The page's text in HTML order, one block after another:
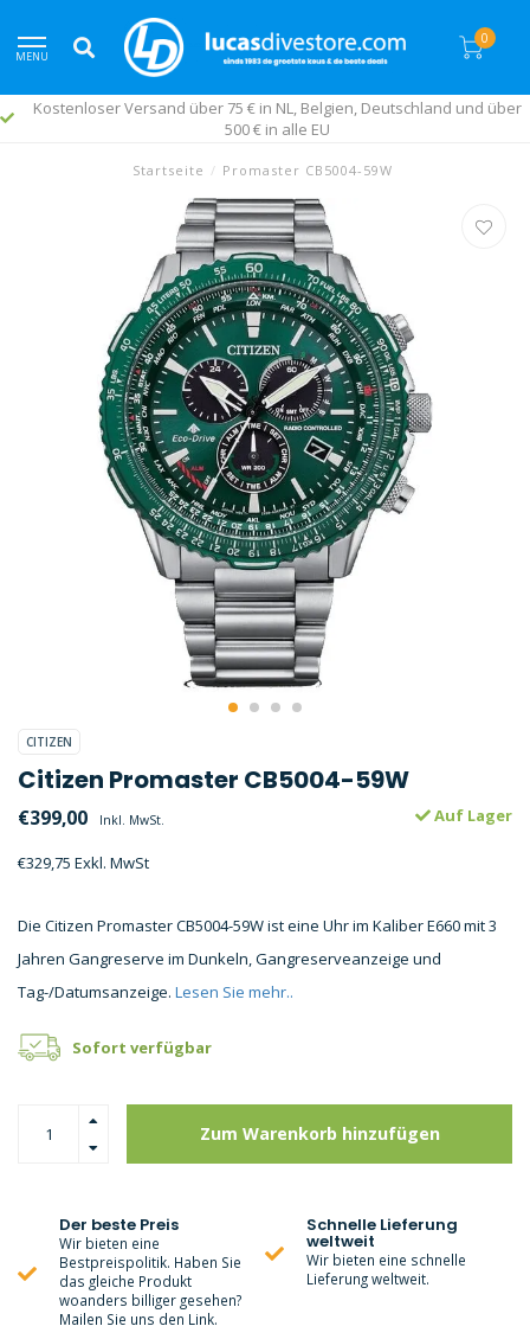
MENU
0
Kostenloser Versand über 75 € in NL, Belgien, Deutschland und über
500 € in alle EU
Startseite / Promaster CB5004-59W
CITIZEN
Citizen Promaster CB5004-59W
€399,00 Inkl. MwSt.
€329,75 Exkl. MwSt
Auf Lager
Die Citizen Promaster CB5004-59W ist eine Uhr im Kaliber E660 mit 3
Jahren Gangreserve im Dunkeln, Gangreserveanzeige und
Tag-/Datumsanzeige. Lesen Sie mehr..
Sofort verfügbar
Zum Warenkorb hinzufügen
Der beste Preis
Wir bieten eine
Bestpreispolitik. Haben Sie
das gleiche Produkt
woanders billiger gesehen?
Mailen Sie uns den Link.
Schnelle Lieferung
weltweit
Wir bieten eine schnelle
Lieferung weltweit.